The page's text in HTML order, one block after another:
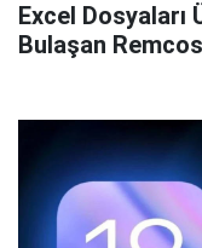
Excel Dosyaları
Bulaşan